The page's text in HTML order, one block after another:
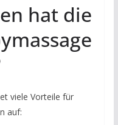
hat die
viele Vorteile für
auf: